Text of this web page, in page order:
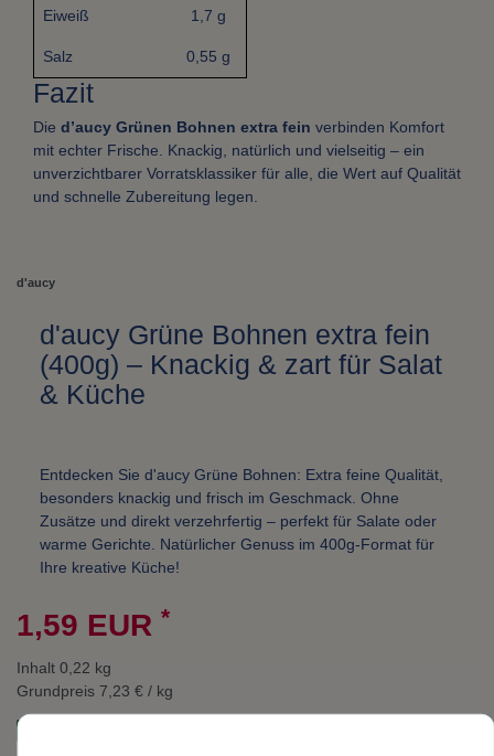
Eiweiß 1,7 g
Salz 0,55 g
Fazit
Die d’aucy Grünen Bohnen extra fein verbinden Komfort
mit echter Frische. Knackig, natürlich und vielseitig – ein
unverzichtbarer Vorratsklassiker für alle, die Wert auf Qualität
und schnelle Zubereitung legen.
d'aucy
d'aucy Grüne Bohnen extra fein
(400g) – Knackig & zart für Salat
& Küche
Entdecken Sie d'aucy Grüne Bohnen: Extra feine Qualität,
besonders knackig und frisch im Geschmack. Ohne
Zusätze und direkt verzehrfertig – perfekt für Salate oder
warme Gerichte. Natürlicher Genuss im 400g-Format für
Ihre kreative Küche!
1,59 EUR *
Inhalt 0,22 kg
Grundpreis 7,23 € / kg